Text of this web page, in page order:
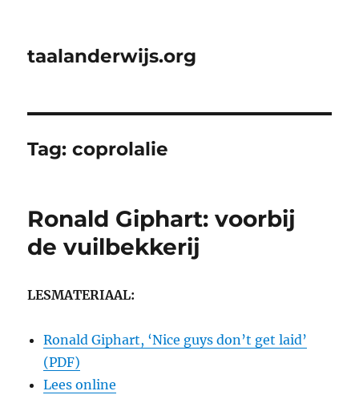
taalanderwijs.org
Tag:coprolalie
Ronald Giphart: voorbij
de vuilbekkerij
LESMATERIAAL:
Ronald Giphart, ‘Nice guys don’t get laid’
(PDF)
Lees online